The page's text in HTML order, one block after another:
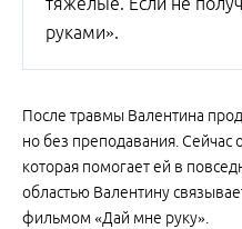
руками».
После травмы Валентина
но без преподавания.
которая помогает ей в
областью Валентину
фильмом «Дай мне руку».